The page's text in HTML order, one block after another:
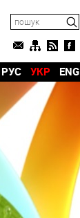
РУС УКР ENG